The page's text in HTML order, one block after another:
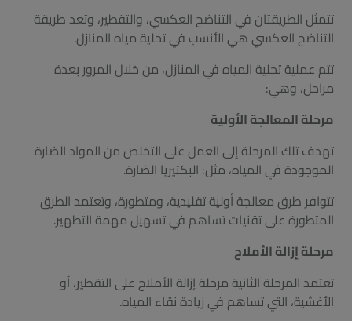
تتمثل الطريقتان في التناضح العكسي، والتقطير، وتعد طريقة
التناضح العكسي هي الأنسب في تحلية مياه المنازل.
تتم عملية تحلية المياه في المنازل، من خلال المرور بعدة
مراحل، وهي:
مرحلة المعالجة الأولية
تهدف تلك المرحلة إلى العمل على التخلص من المواد الضارة
الموجودة في المياه، مثل: البكتيريا الضارة.
تتوافر طرق معالجة أولية تقليدية، ومتطورة، وتعتمد الطرق
المتطورة على تقنيات تساهم في تسهيل مهمة التطهير.
مرحلة إزالة الأملاح
تعتمد المرحلة الثانية مرحلة إزالة الأملاح على التقطير، أو
الأغشية، التي تساهم في زيادة نقاء المياه.